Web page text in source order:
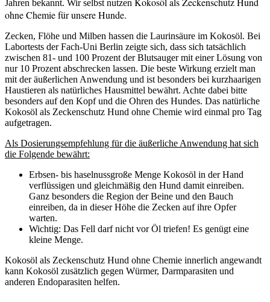
Jahren bekannt. Wir selbst nutzen
ohne Chemie für unsere Hunde.
Zecken, Flöhe und Milben hassen die Laurinsäure im Kokosöl. Bei
Labortests der Fach-Uni Berlin zeigte sich, dass sich tatsächlich
zwischen 81- und 100 Prozent der Blutsauger mit einer Lösung von
nur 10 Prozent abschrecken lassen. Die beste Wirkung erzielt man
mit der äußerlichen Anwendung und ist besonders bei kurzhaarigen
Haustieren als natürliches Hausmittel bewährt. Achte dabei bitte
besonders auf den Kopf und die Ohren des Hundes. Das natürliche
Kokosöl als Zeckenschutz Hund ohne Chemie wird einmal pro Tag
aufgetragen.
Als Dosierungsempfehlung für die äußerliche Anwendung hat sich
die Folgende bewährt:
Erbsen- bis haselnussgroße Menge Kokosöl in der Hand
verflüssigen und gleichmäßig den Hund damit einreiben.
Ganz besonders die Region der Beine und den Bauch
einreiben, da in dieser Höhe die Zecken auf ihre Opfer
warten.
Wichtig: Das Fell darf nicht vor Öl triefen! Es genügt eine
kleine Menge.
Kokosöl als Zeckenschutz Hund ohne Chemie innerlich angewandt
kann Kokosöl zusätzlich gegen Würmer, Darmparasiten und
anderen Endoparasiten helfen.